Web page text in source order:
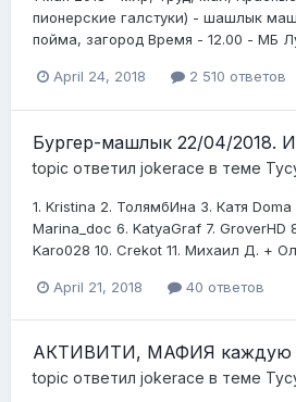
пионерские галстуки) - шашлык
пойма, загород Время - 12.00 - МБ
April 24, 2018 2 510 ответов
Бургер-машлык 22/04/2018.
topic ответил jokerace в теме
1. Kristina 2. ТолямбИна 3. Катя
Marina_doc 6. KatyaGraf 7. GroverHD
Karo028 10. Crekot 11. Михаил Д. +
April 21, 2018 40 ответов
АКТИВИТИ, МАФИЯ каждую
topic ответил jokerace в теме